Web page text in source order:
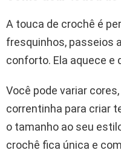
A touca de crochê é
fresquinhos, passeios
conforto. Ela aquece e
Você pode variar
correntinha para criar
o tamanho ao seu
crochê fica única e